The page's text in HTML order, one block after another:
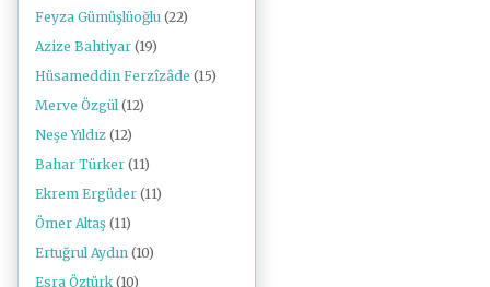
Feyza Gümüşlüoğlu (22)
Azize Bahtiyar (19)
Hüsameddin Ferzîzâde (15)
Merve Özgül (12)
Neşe Yıldız (12)
Bahar Türker (11)
Ekrem Ergüder (11)
Ömer Altaş (11)
Ertuğrul Aydın (10)
Esra Öztürk (10)